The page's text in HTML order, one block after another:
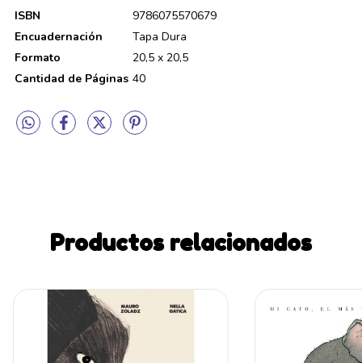
ISBN
9786075570679
Encuadernación
Tapa Dura
Formato
20,5 x 20,5
Cantidad de Páginas 40
Productos relacionados